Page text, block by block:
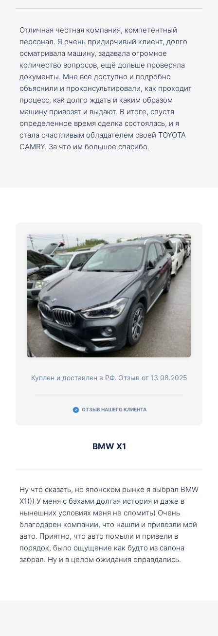
Отличная честная компания, компетентный
персонал. Я очень придирчивый клиент, долго
осматривала машину, задавала огромное
количество вопросов, ещё дольше проверяла
документы. Мне все доступно и подробно
объяснили и проконсультировали, как проходит
процесс, как долго ждать и каким образом
машину привозят и выдают. В итоге, спустя
определенное время сделка состоялась, и я
стала счастливым обладателем своей TOYOTA
CAMRY. За что им большое спасибо.
Куплен и доставлен в РФ. Отзыв от 13.08.2025
ОТЗЫВ НАШЕГО КЛИЕНТА
BMW X1
Ну что сказать, но японском рынке я выбрал BMW
X1))) У меня с бэхами долгая история и даже в
нынешних условиях меня не сломить) Очень
благодарен компании, что нашли и привезли мой
авто. Приятно, что авто помыли и привели в
порядок, было ощущение как будто из салона
забрал. Ну и в целом ожидания оправдались.